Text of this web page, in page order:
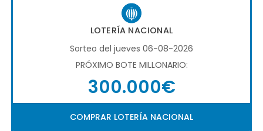
LOTERÍA NACIONAL
Sorteo del jueves 06-08-2026
PRÓXIMO BOTE MILLONARIO:
300.000€
COMPRAR LOTERÍA NACIONAL